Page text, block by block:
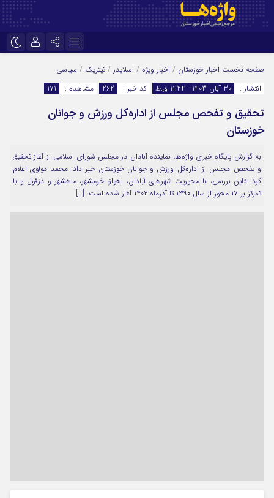
اینستاگرام
تلگرام
سروش
ایتا
آپارات
اپلیکیشن رمز عبور
مرا به خاطر بسپار
صفحه نخست اخبار خوزستان / اخبار ویژه / اسلایدر / تیتریک / سیاسی
انتشار :
30 آبان 1403 - 11:24 ق.ظ کد خبر : 262 مشاهده : 171
تحقیق و تفحص مجلس از اداره‌کل ورزش و جوانان
خوزستان
به گزارش پایگاه خبری واژه‌ها، نماینده آبادان در مجلس شورای اسلامی از آغاز تحقیق
و تفحص مجلس از اداره‌کل ورزش و جوانان خوزستان خبر داد. محمد مولوی اعلام
کرد: «این بررسی، با محوریت شهرهای آبادان، اهواز، خرمشهر، ماهشهر و دزفول و با
تمرکز بر ۱۷ محور از سال ۱۳۹۰ تا آذرماه ۱۴۰۲ آغاز شده است. […]